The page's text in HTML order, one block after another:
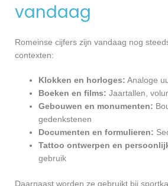
vandaag
Romeinse cijfers zijn vandaag nog
contexten:
Klokken en horloges: Analoge
Boeken en films: Jaartallen,
Gebouwen en monumenten:
gedenkstenen
Documenten en formulieren:
Tattoo ontwerpen en
gebruik
Daarnaast worden ze gebruikt bij